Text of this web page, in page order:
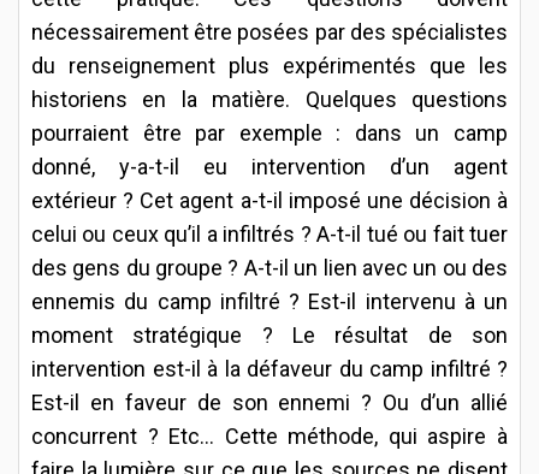
nécessairement être posées par des spécialistes
du renseignement plus expérimentés que les
historiens en la matière. Quelques questions
pourraient être par exemple : dans un camp
donné, y-a-t-il eu intervention d’un agent
extérieur ? Cet agent a-t-il imposé une décision à
celui ou ceux qu’il a infiltrés ? A-t-il tué ou fait tuer
des gens du groupe ? A-t-il un lien avec un ou des
ennemis du camp infiltré ? Est-il intervenu à un
moment stratégique ? Le résultat de son
intervention est-il à la défaveur du camp infiltré ?
Est-il en faveur de son ennemi ? Ou d’un allié
concurrent ? Etc... Cette méthode, qui aspire à